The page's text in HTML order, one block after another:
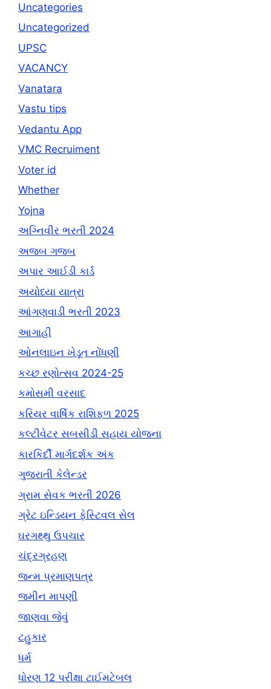
Uncategories
Uncategorized
UPSC
VACANCY
Vanatara
Vastu tips
Vedantu App
VMC Recruiment
Voter id
Whether
Yojna
અગ્નિવીર ભરતી 2024
અજબ ગજબ
અપાર આઈડી કાર્ડ
અયોધ્યા યાત્રા
આંગણવાડી ભરતી 2023
આગાહી
ઓનલાઇન ખેડૂત નોંધણી
કચ્છ રણોત્સવ 2024-25
કમોસમી વરસાદ
કરિયર વાર્ષિક રાશિફળ 2025
કલ્ટીવેટર સબસીડી સહાય યોજના
કારકિર્દી માર્ગદર્શક અંક
ગુજરાતી કેલેન્ડર
ગ્રામ સેવક ભરતી 2026
ગ્રેટ ઇન્ડિયન ફેસ્ટિવલ સેલ
ઘરગથ્થુ ઉપચાર
ચંદ્રગ્રહણ
જન્મ પ્રમાણપત્ર
જમીન માપણી
જાણવા જેવું
ટહુકાર
ધર્મ
ધોરણ 12 પરીક્ષા ટાઈમટેબલ